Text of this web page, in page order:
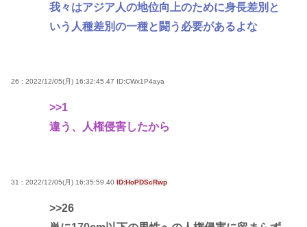
我々はアジア人の地位向上のために身長差別と
いう人種差別の一種と闘う必要があるよな
26 : 2022/12/05(月) 16:32:45.47 ID:CWx1P4aya
>>1
違う、人権侵害したから
31 : 2022/12/05(月) 16:35:59.40 ID:HoPDScRwp
>>26